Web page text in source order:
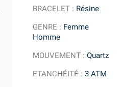
BRACELET: Résine
GENRE : Femme
Homme
MOUVEMENT: Quartz
ETANCHÉITÉ : 3 ATM